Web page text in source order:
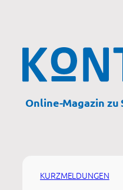
Online-Magazin zu
KURZMELDUNGEN